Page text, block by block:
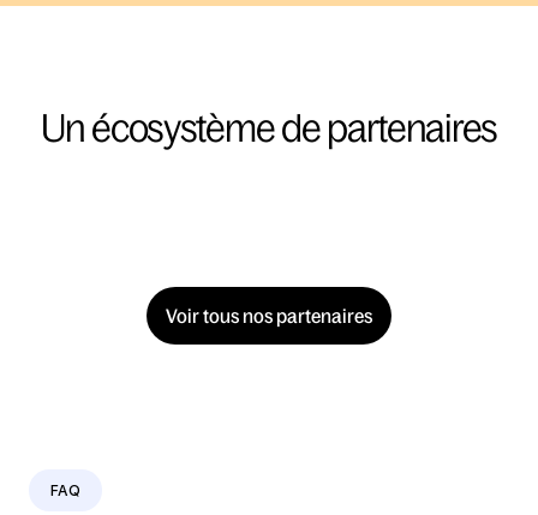
Un écosystème de partenaires
Voir tous nos partenaires
FAQ